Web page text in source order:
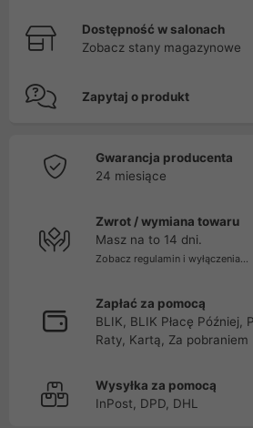
Dostępność w salonach
Zobacz stany magazynowe
Zapytaj o produkt
Gwarancja producenta
24 miesiące
Zwrot / wymiana towaru
Masz na to 14 dni.
Zobacz regulamin i wyłączenia...
Zapłać za pomocą
BLIK, BLIK Płacę Później,
Raty, Kartą, Za pobraniem
Wysyłka za pomocą
InPost, DPD, DHL